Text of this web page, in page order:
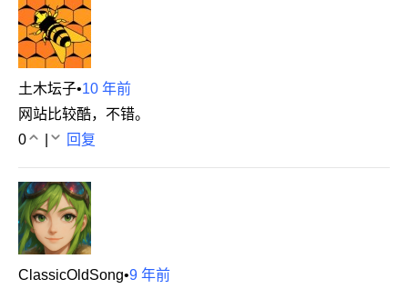
土木坛子•10 年前
网站比较酷，不错。
0
回复
ClassicOldSong•9 年前